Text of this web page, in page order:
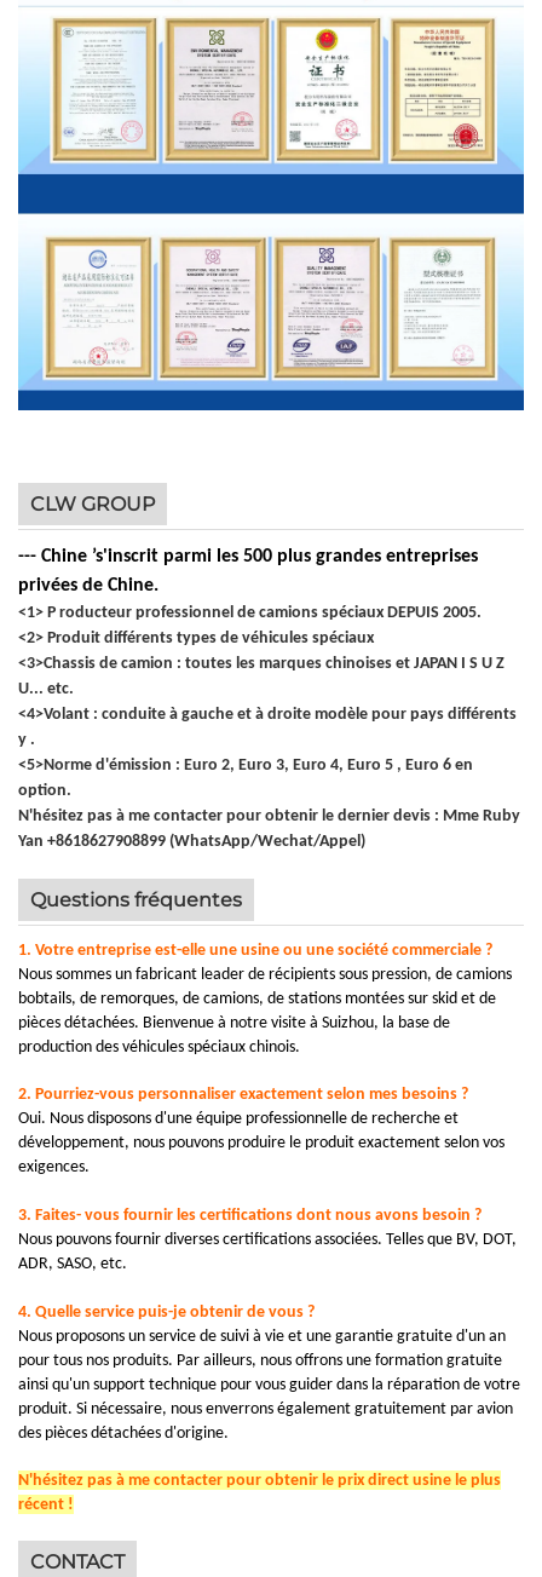
CLW GROUP
--- Chine ’s'inscrit parmi les 500 plus grandes entreprises
privées de Chine.
<1> P roducteur professionnel de camions spéciaux DEPUIS 2005.
<2> Produit différents types de véhicules spéciaux
<3>Chassis de camion : toutes les marques chinoises et JAPAN I S U Z
U... etc.
<4>Volant : conduite à gauche et à droite modèle pour pays différents
y .
<5>Norme d'émission : Euro 2, Euro 3, Euro 4, Euro 5 , Euro 6 en
option.
N'hésitez pas à me contacter pour obtenir le dernier devis : Mme Ruby
Yan +8618627908899 (WhatsApp/Wechat/Appel)
Questions fréquentes
1. Votre entreprise est-elle une usine ou une société commerciale ?
Nous sommes un fabricant leader de récipients sous pression, de camions
bobtails, de remorques, de camions, de stations montées sur skid et de
pièces détachées. Bienvenue à notre visite à Suizhou, la base de
production des véhicules spéciaux chinois.
2. Pourriez-vous personnaliser exactement selon mes besoins ?
Oui. Nous disposons d'une équipe professionnelle de recherche et
développement, nous pouvons produire le produit exactement selon vos
exigences.
3. Faites- vous fournir les certifications dont nous avons besoin ?
Nous pouvons fournir diverses certifications associées. Telles que BV, DOT,
ADR, SASO, etc.
4. Quelle service puis-je obtenir de vous ?
Nous proposons un service de suivi à vie et une garantie gratuite d'un an
pour tous nos produits. Par ailleurs, nous offrons une formation gratuite
ainsi qu'un support technique pour vous guider dans la réparation de votre
produit. Si nécessaire, nous enverrons également gratuitement par avion
des pièces détachées d'origine.
N'hésitez pas à me contacter pour obtenir le prix direct usine le plus
récent !
CONTACT